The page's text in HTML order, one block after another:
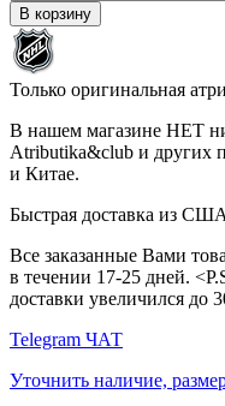
В корзину
Только оригинальная
В нашем магазине НЕТ
Atributika&club и других
и Китае.
Быстрая доставка из США
Все заказанные Вами
в течении 17-25 дней.
доставки увеличился до
Telegram ЧАТ
Уточнить наличие,